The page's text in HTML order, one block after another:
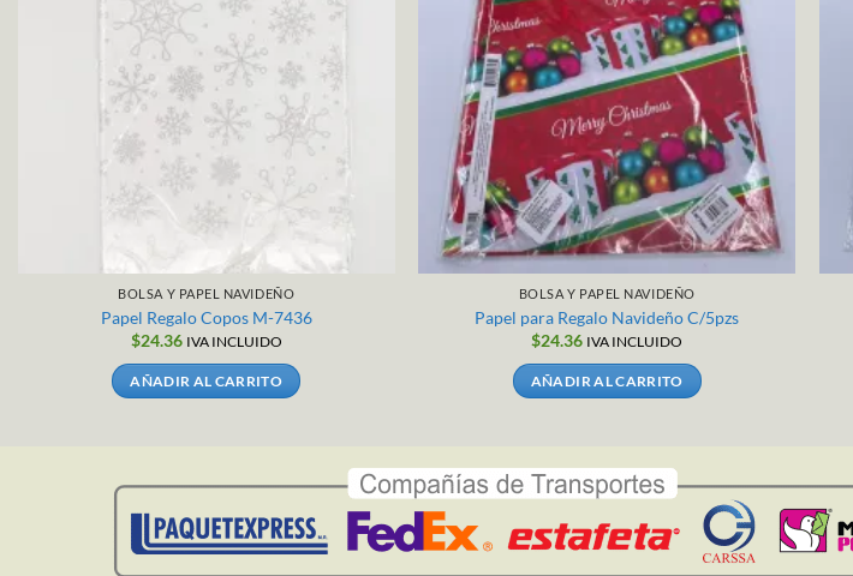
BOLSA Y PAPEL NAVIDEÑO
Papel Regalo Copos M-7436
$24.36 IVA INCLUIDO
AÑADIR AL CARRITO
BOLSA Y PAPEL NAVIDEÑO
Papel para Regalo Navideño C/5pzs
$24.36 IVA INCLUIDO
AÑADIR AL CARRITO